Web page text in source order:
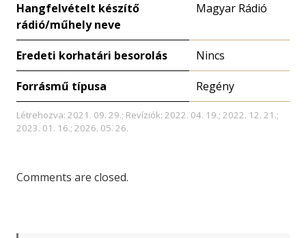
Hangfelvételt készítő
rádió/műhely neve
Magyar Rádió
Eredeti korhatári besorolás Nincs
Forrásmű típusa Regény
Létrehozva: 2021. 09. 29.; Revíziók: 2022. 04. 19.; 2022. 12. 21.;
2023. 01. 16.; 2026. 05. 26.
Comments are closed.